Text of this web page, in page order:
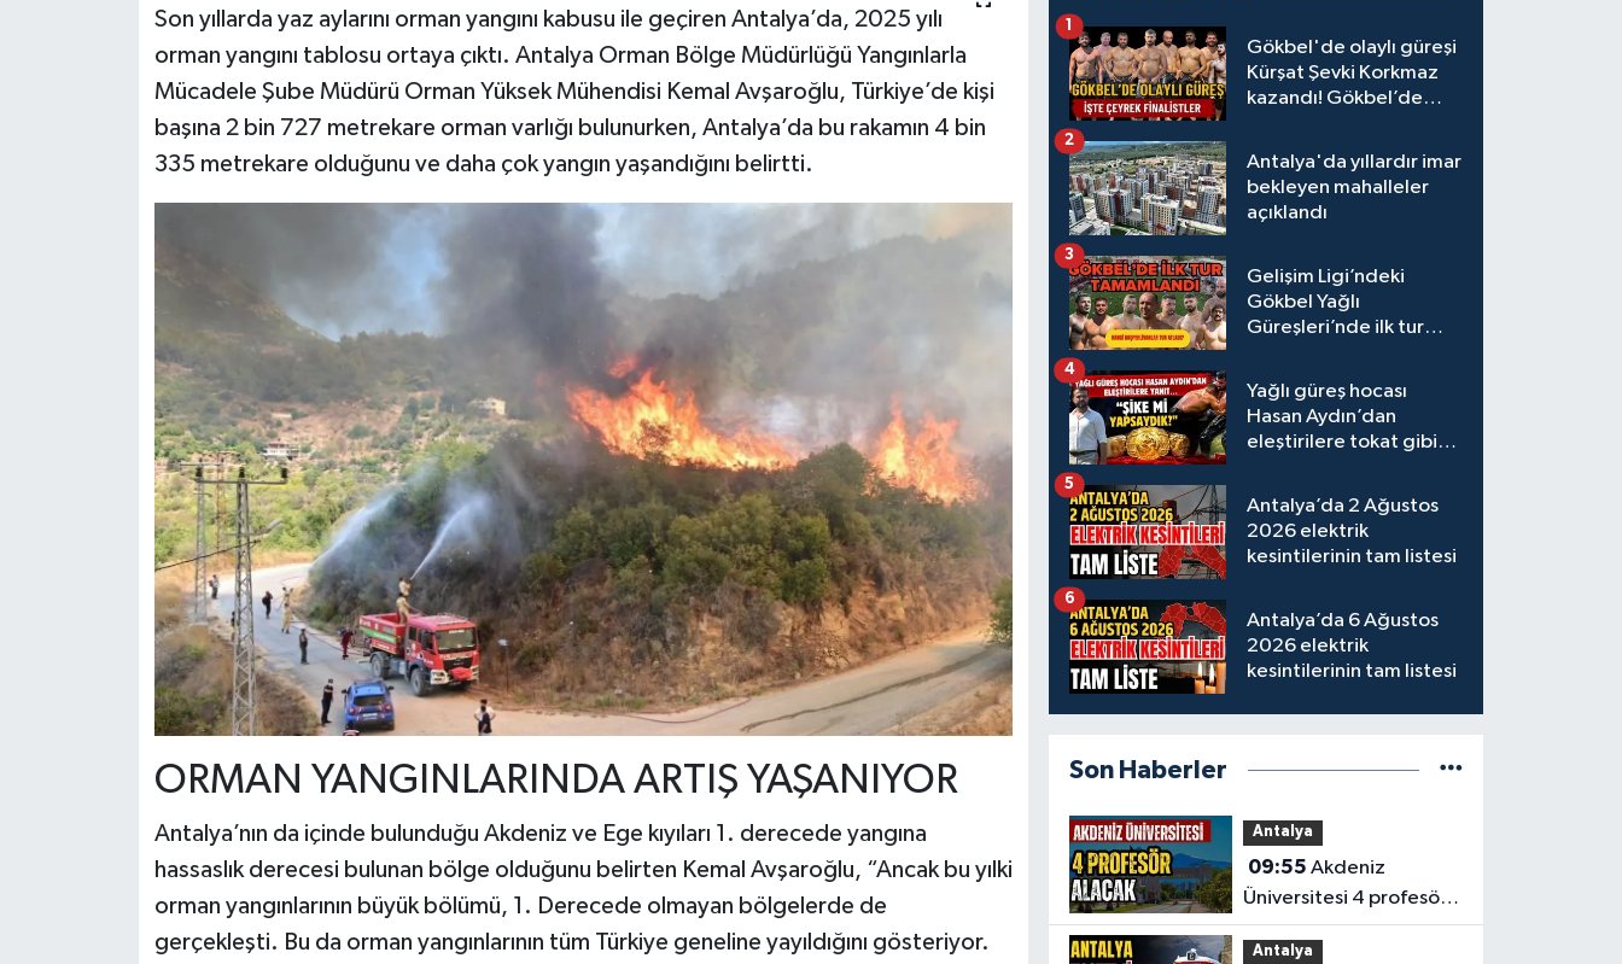
Son yıllarda yaz aylarını orman yangını kabusu ile geçiren Antalya’da, 2025 yılı
orman yangını tablosu ortaya çıktı. Antalya Orman Bölge Müdürlüğü Yangınlarla
Mücadele Şube Müdürü Orman Yüksek Mühendisi Kemal Avşaroğlu, Türkiye’de kişi
başına 2 bin 727 metrekare orman varlığı bulunurken, Antalya’da bu rakamın 4 bin
335 metrekare olduğunu ve daha çok yangın yaşandığını belirtti.
ORMAN YANGINLARINDA ARTIŞ YAŞANIYOR
Antalya’nın da içinde bulunduğu Akdeniz ve Ege kıyıları 1. derecede yangına
hassaslık derecesi bulunan bölge olduğunu belirten Kemal Avşaroğlu, “Ancak bu yılki
orman yangınlarının büyük bölümü, 1. Derecede olmayan bölgelerde de
gerçekleşti. Bu da orman yangınlarının tüm Türkiye geneline yayıldığını gösteriyor.
Gökbel'de olaylı güreşi
Kürşat Şevki Korkmaz
kazandı! Gökbel’de
Gürbüz elendi!
1
Antalya'da yıllardır imar
bekleyen mahalleler
açıklandı
2
Gelişim Ligi’ndeki
Gökbel Yağlı
Güreşleri’nde ilk tur
3
Yağlı güreş hocası
Hasan Aydın’dan
eleştirilere tokat gibi
4
Antalya’da 2 Ağustos
2026 elektrik
kesintilerinin tam listesi
5
Antalya’da 6 Ağustos
2026 elektrik
kesintilerinin tam listesi
6
Son Haberler
Antalya
09:55
Üniversitesi 4 profesör
alacak
Antalya
Sağlık & Yaşam